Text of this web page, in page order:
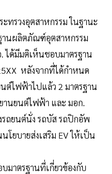
ทรวงอุตสาหกรรม ในฐานะ
านผลิตภัณฑ์อุตสาหกรรม
ได้มีมติเห็นชอบมาตรฐาน
หลังจากที่ได้กำหนด
ต์ไฟฟ้าไปแล้ว 2 มาตรฐาน
านยนต์ไฟฟ้า และ มอก.
ถยนต์นั่ง รถบัส รถปิกอัพ
โยบายส่งเสริม EV ให้เป็น
มาตรฐานที่เกี่ยวข้องกับ